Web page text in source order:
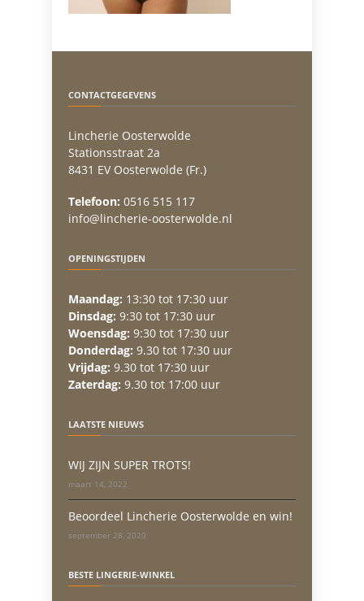
CONTACTGEGEVENS
Lincherie Oosterwolde
Stationsstraat 2a
8431 EV Oosterwolde (Fr.)
Telefoon: 0516 515 117
info@lincherie-oosterwolde.nl
OPENINGSTIJDEN
Maandag: 13:30 tot 17:30 uur
Dinsdag: 9:30 tot 17:30 uur
Woensdag: 9:30 tot 17:30 uur
Donderdag: 9.30 tot 17:30 uur
Vrijdag: 9.30 tot 17:30 uur
Zaterdag: 9.30 tot 17:00 uur
LAATSTE NIEUWS
WIJ ZIJN SUPER TROTS!
maart 14, 2022
Beoordeel Lincherie Oosterwolde en win!
september 28, 2020
BESTE LINGERIE-WINKEL